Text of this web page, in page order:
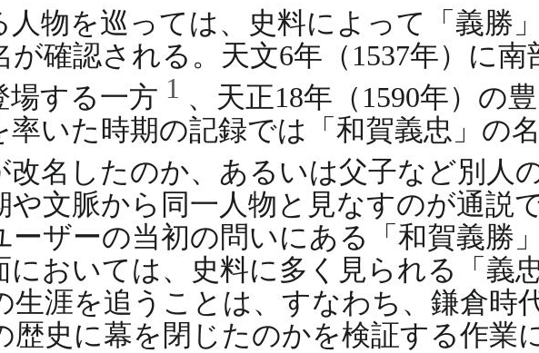
物を巡っては、史料によって「義勝
確認される。天文6年（1537年）に
場する一方 1 、天正18年（1590年）の
率いた時期の記録では「和賀義忠」の
改名したのか、あるいは父子など別人
や文脈から同一人物と見なすのが通説
ーザーの当初の問いにある「和賀義勝
においては、史料に多く見られる「義
生涯を追うことは、すなわち、鎌倉時
歴史に幕を閉じたのかを検証する作業